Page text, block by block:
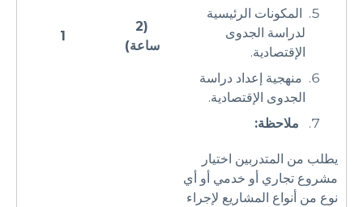
المكونات الرئيسية
لدراسة الجدوى
الإقتصادية.
منهجية إعداد دراسة
الجدوى الإقتصادية.
ملاحظة:
يطلب من المتدربين اختيار
مشروع تجاري أو خدمي أو أي
نوع من أنواع المشاريع لإجراء
(2
ساعة)
1